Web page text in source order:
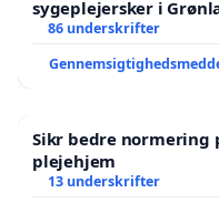
sygeplejersker i
86 underskrifter
Sikr bedre normering
plejehjem
13 underskrifter